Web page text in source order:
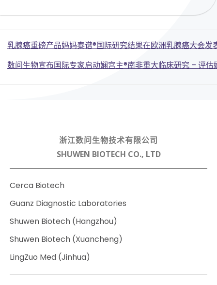
Post
navigation
乳腺癌重磅产品妈妈泰谱®国际研究结果在欧洲乳腺癌大会发
Post
数问生物宣布国际专家启动娴宫主®南非重大临床研究 – 评
浙江数问生物技术有限公司
SHUWEN BIOTECH CO., LTD
Cerca Biotech
Guanz Diagnostic Laboratories
Shuwen Biotech (Hangzhou)
Shuwen Biotech (Xuancheng)
LingZuo Med (Jinhua)